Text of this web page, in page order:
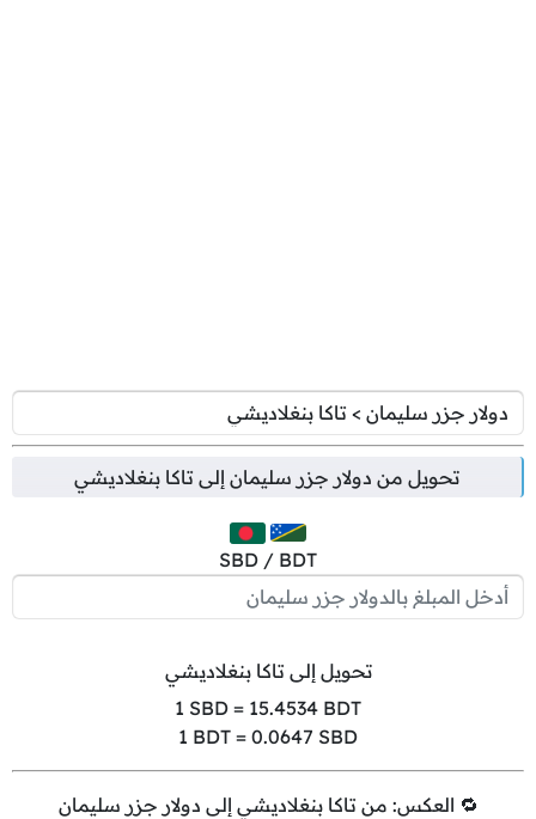
تحويل من دولار جزر سليمان إلى تاكا بنغلاديشي
SBD / BDT
تحويل إلى تاكا بنغلاديشي
1 SBD = 15.4534 BDT
1 BDT = 0.0647 SBD
🔁 العكس: من تاكا بنغلاديشي إلى دولار جزر سليمان